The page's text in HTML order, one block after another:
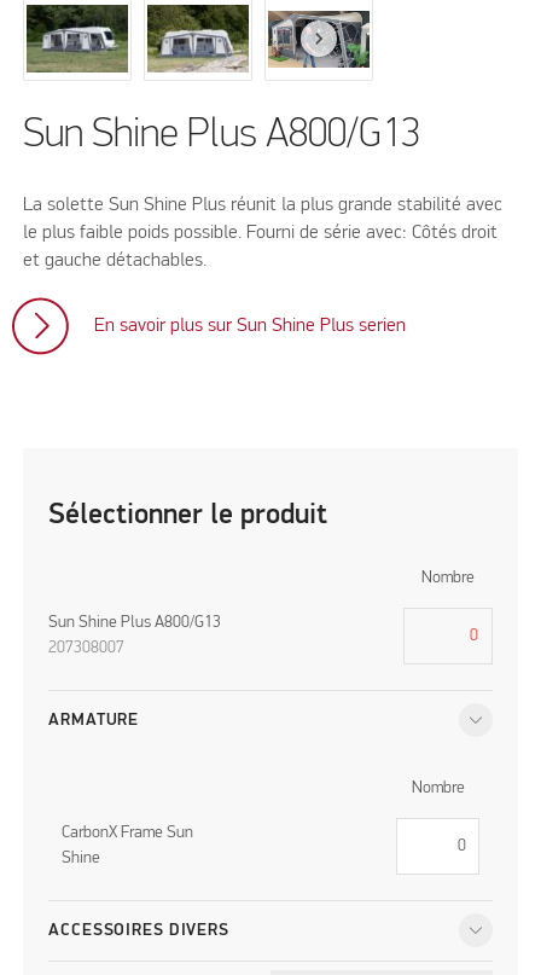
Sun Shine Plus A800/G13
La solette Sun Shine Plus réunit la plus grande stabilité avec
le plus faible poids possible. Fourni de série avec: Côtés droit
et gauche détachables.
En savoir plus sur Sun Shine Plus serien
Sélectionner le produit
Nombre
Sun Shine Plus A800/G13
207308007
ARMATURE
Nombre
CarbonX Frame Sun
Shine
ACCESSOIRES DIVERS